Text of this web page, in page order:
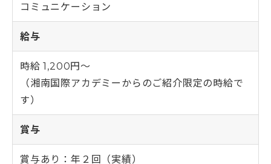
コミュニケーション
給与
時給 1,200円～
（湘南国際アカデミーからのご紹介限定の時給で
す）
賞与
賞与あり：年２回（実績）